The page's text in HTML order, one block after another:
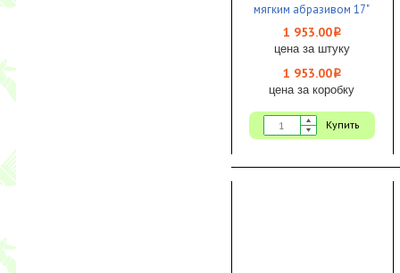
мягким абразивом 17"
(Боннет) 1/10
1 953.00i
цена за штуку
1 953.00i
цена за коробку
Купить